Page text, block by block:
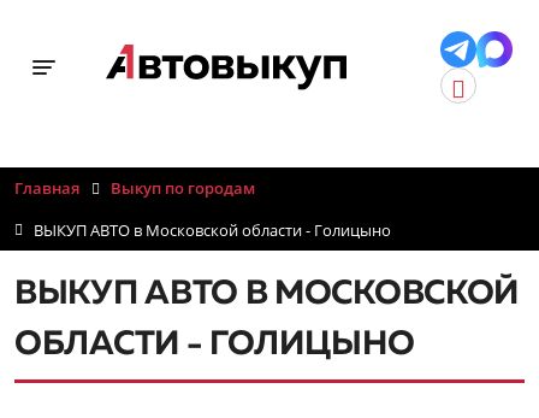
Toggle navigation
ВЫКУП АВТО В МОСКОВСКОЙ
ОБЛАСТИ - ГОЛИЦЫНО
Главная
Выкуп по городам
ВЫКУП АВТО в Московской области - Голицыно